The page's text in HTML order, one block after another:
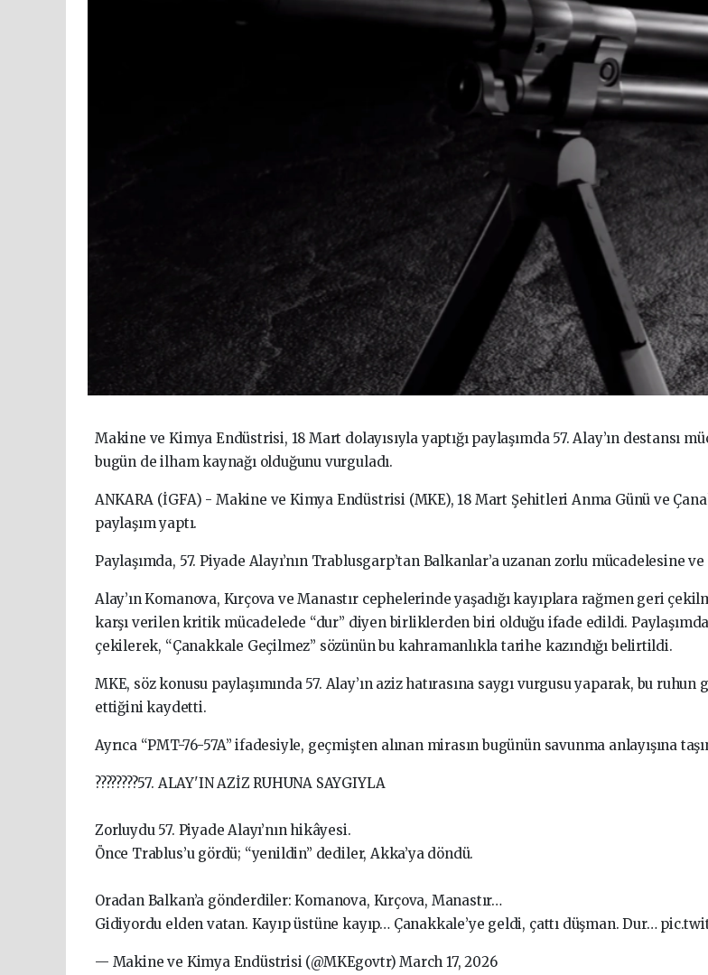
Makine ve Kimya Endüstrisi, 18 Mart dolayısıyla yaptığı paylaşımda 57. Alay’ın destansı
bugün de ilham kaynağı olduğunu vurguladı.
ANKARA (İGFA) - Makine ve Kimya Endüstrisi (MKE), 18 Mart Şehitleri Anma Günü ve
paylaşım yaptı.
Paylaşımda, 57. Piyade Alayı’nın Trablusgarp’tan Balkanlar’a uzanan zorlu mücadelesine
Alay’ın Komanova, Kırçova ve Manastır cephelerinde yaşadığı kayıplara rağmen geri
karşı verilen kritik mücadelede “dur” diyen birliklerden biri olduğu ifade edildi.
çekilerek, “Çanakkale Geçilmez” sözünün bu kahramanlıkla tarihe kazındığı belirtildi.
MKE, söz konusu paylaşımında 57. Alay’ın aziz hatırasına saygı vurgusu yaparak, bu
ettiğini kaydetti.
Ayrıca “PMT-76-57A” ifadesiyle, geçmişten alınan mirasın bugünün savunma anlayışına
????????57. ALAY'IN AZİZ RUHUNA SAYGIYLA
Zorluydu 57. Piyade Alayı’nın hikâyesi.
Önce Trablus’u gördü; “yenildin” dediler, Akka’ya döndü.
Oradan Balkan’a gönderdiler: Komanova, Kırçova, Manastır…
Gidiyordu elden vatan. Kayıp üstüne kayıp… Çanakkale’ye geldi, çattı düşman. Dur…
— Makine ve Kimya Endüstrisi (@MKEgovtr) March 17, 2026